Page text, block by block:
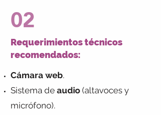
02
Requerimientos técnicos
recomendados:
Cámara web.
Sistema de audio (altavoces y
micrófono).